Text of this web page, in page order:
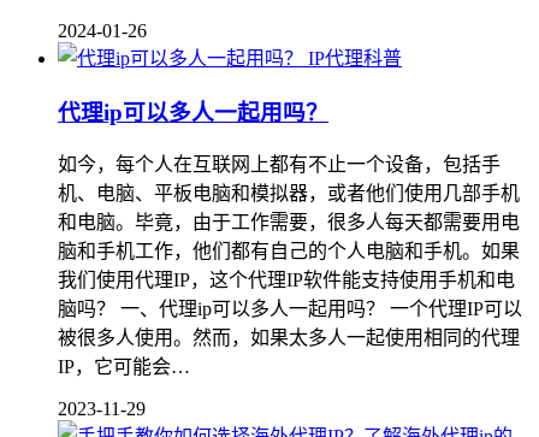
2024-01-26
IP代理科普
代理ip可以多人一起用吗？
如今，每个人在互联网上都有不止一个设备，包括手
机、电脑、平板电脑和模拟器，或者他们使用几部手机
和电脑。毕竟，由于工作需要，很多人每天都需要用电
脑和手机工作，他们都有自己的个人电脑和手机。如果
我们使用代理IP，这个代理IP软件能支持使用手机和电
脑吗？ 一、代理ip可以多人一起用吗？ 一个代理IP可以
被很多人使用。然而，如果太多人一起使用相同的代理
IP，它可能会…
2023-11-29